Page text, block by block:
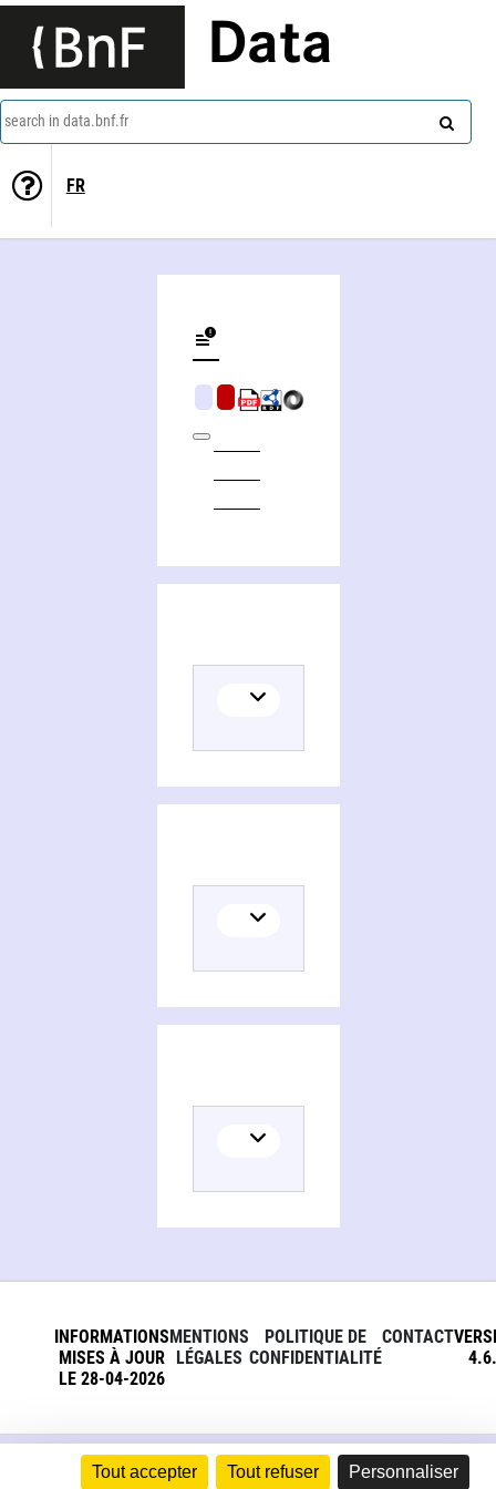
Tout accepter Tout refuser Personnaliser
Data
search in data.bnf.fr
FR
INFORMATIONS
MISES À JOUR
LE 28-04-2026
MENTIONS
LÉGALES
POLITIQUE DE
CONFIDENTIALITÉ
CONTACT